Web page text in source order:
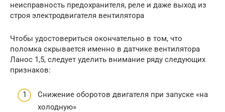
неисправность предохранителя, реле и даже выход из
строя электродвигателя вентилятора
Чтобы удостовериться окончательно в том, что
поломка скрывается именно в датчике вентилятора
Ланос 1,5, следует уделить внимание ряду следующих
признаков:
Снижение оборотов двигателя при запуске «на
холодную»